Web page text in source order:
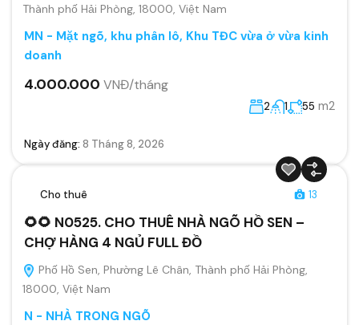
Thành phố Hải Phòng, 18000, Việt Nam
MN - Mặt ngõ, khu phân lô, Khu TĐC vừa ở vừa kinh
doanh
4.000.000 VNĐ/tháng
2 1 55 m2
Ngày đăng: 8 Tháng 8, 2026
Cho thuê 13
🌻🌻 N0525. CHO THUÊ NHÀ NGÕ HỒ SEN –
CHỢ HÀNG 4 NGỦ FULL ĐỒ
Phố Hồ Sen, Phường Lê Chân, Thành phố Hải Phòng,
18000, Việt Nam
N - NHÀ TRONG NGÕ